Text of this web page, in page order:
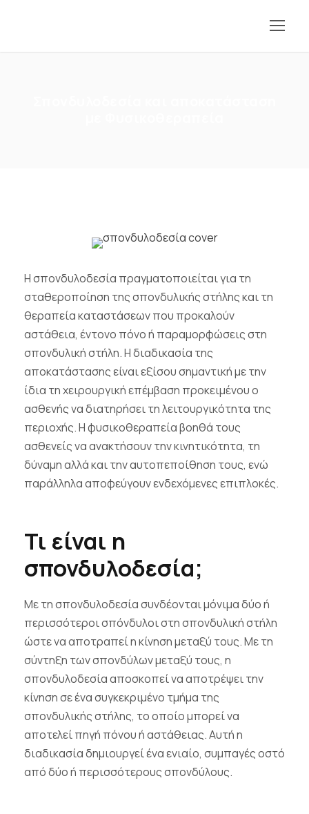
Η σπονδυλοδεσία πραγματοποιείται για τη
σταθεροποίηση της σπονδυλικής στήλης και τη
θεραπεία καταστάσεων που προκαλούν
αστάθεια, έντονο πόνο ή παραμορφώσεις στη
σπονδυλική στήλη. Η διαδικασία της
αποκατάστασης είναι εξίσου σημαντική με την
ίδια τη χειρουργική επέμβαση προκειμένου ο
ασθενής να διατηρήσει τη λειτουργικότητα της
περιοχής. Η φυσικοθεραπεία βοηθά τους
ασθενείς να ανακτήσουν την κινητικότητα, τη
δύναμη αλλά και την αυτοπεποίθηση τους, ενώ
παράλληλα αποφεύγουν ενδεχόμενες επιπλοκές.
Τι είναι η
σπονδυλοδεσία;
Με τη σπονδυλοδεσία συνδέονται μόνιμα δύο ή
περισσότεροι σπόνδυλοι στη σπονδυλική στήλη
ώστε να αποτραπεί η κίνηση μεταξύ τους. Με τη
σύντηξη των σπονδύλων μεταξύ τους, η
σπονδυλοδεσία αποσκοπεί να αποτρέψει την
κίνηση σε ένα συγκεκριμένο τμήμα της
σπονδυλικής στήλης, το οποίο μπορεί να
αποτελεί πηγή πόνου ή αστάθειας. Αυτή η
διαδικασία δημιουργεί ένα ενιαίο, συμπαγές οστό
από δύο ή περισσότερους σπονδύλους.